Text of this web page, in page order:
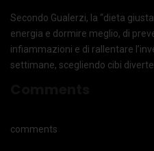
Secondo Gualerzi, la “dieta
energia e dormire meglio, di
infiammazioni e di rallentare
settimane, scegliendo cibi
comments